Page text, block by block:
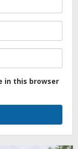
in this browser